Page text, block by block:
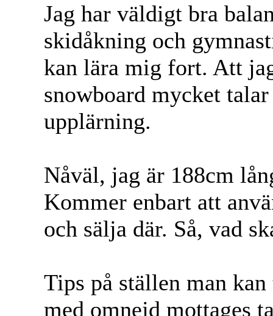
Jag har väldigt bra
skidåkning och
kan lära mig fort. Att
snowboard mycket
upplärning.
Nåväl, jag är 188cm
Kommer enbart att
och sälja där. Så, vad
Tips på ställen man
med omnejd mottages